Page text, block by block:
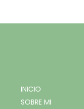
INICIO
SOBRE MI